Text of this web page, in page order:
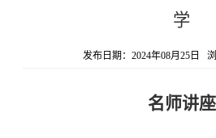
学
发布日期：2024年08月25日
名师讲座